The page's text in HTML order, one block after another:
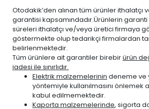
Otodakik’den alınan tüm ürünler ithalatçı
garantisi kapsamındadır.Ürünlerin
süreleri ithalatçı ve/veya üretici firmaya
göstermekte olup tedarikçi firmalardan
belirlenmektedir.
Tüm ürünlere ait garantiler birebirürün
iadesi ile sınırlıdır.
Elektrik malzemelerinin deneme ve
yöntemiyle kullanılmasını önlemek
kabul edilmemektedir.
Kaporta malzemelerinde, sigorta